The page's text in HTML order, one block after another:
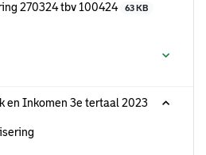
270324 tbv 100424
63 KB
en Inkomen 3e tertaal 2023